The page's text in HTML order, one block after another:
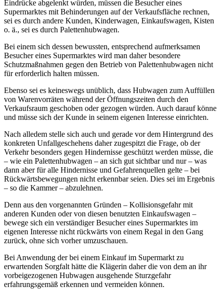
Eindrücke abgelenkt würden, müssen die Besucher eines
Supermarktes mit Behinderungen auf der Verkaufsfläche rechnen,
sei es durch andere Kunden, Kinderwagen, Einkaufswagen, Kisten
o. ä., sei es durch Palettenhubwagen.
Bei einem sich dessen bewussten, entsprechend aufmerksamen
Besucher eines Supermarktes wird man daher besondere
Schutzmaßnahmen gegen den Betrieb von Palettenhubwagen nicht
für erforderlich halten müssen.
Ebenso sei es keineswegs unüblich, dass Hubwagen zum Auffüllen
von Warenvorräten während der Öffnungszeiten durch den
Verkaufsraum geschoben oder gezogen würden. Auch darauf könne
und müsse sich der Kunde in seinem eigenen Interesse einrichten.
Nach alledem stelle sich auch und gerade vor dem Hintergrund des
konkreten Unfallgeschehens daher zugespitzt die Frage, ob der
Verkehr besonders gegen Hindernisse geschützt werden müsse, die
– wie ein Palettenhubwagen – an sich gut sichtbar und nur – was
dann aber für alle Hindernisse und Gefahrenquellen gelte – bei
Rückwärtsbewegungen nicht erkennbar seien. Dies sei im Ergebnis
– so die Kammer – abzulehnen.
Denn aus den vorgenannten Gründen – Kollisionsgefahr mit
anderen Kunden oder von diesen benutzten Einkaufswagen –
bewege sich ein verständiger Besucher eines Supermarktes im
eigenen Interesse nicht rückwärts von einem Regal in den Gang
zurück, ohne sich vorher umzuschauen.
Bei Anwendung der bei einem Einkauf im Supermarkt zu
erwartenden Sorgfalt hätte die Klägerin daher die von dem an ihr
vorbeigezogenen Hubwagen ausgehende Sturzgefahr
erfahrungsgemäß erkennen und vermeiden können.